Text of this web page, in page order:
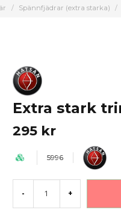
Spännfjädrar (extra starka)
Extra stark
295 kr
5996
- +